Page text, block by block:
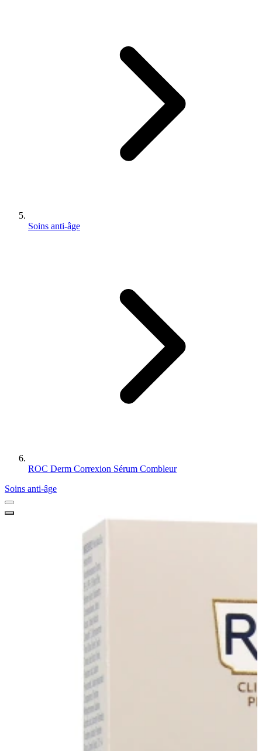
Soins anti-âge
ROC Derm Correxion Sérum Combleur
Soins anti-âge